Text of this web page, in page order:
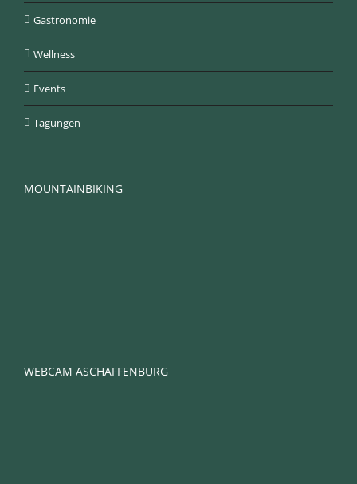
Gastronomie
Wellness
Events
Tagungen
MOUNTAINBIKING
WEBCAM ASCHAFFENBURG